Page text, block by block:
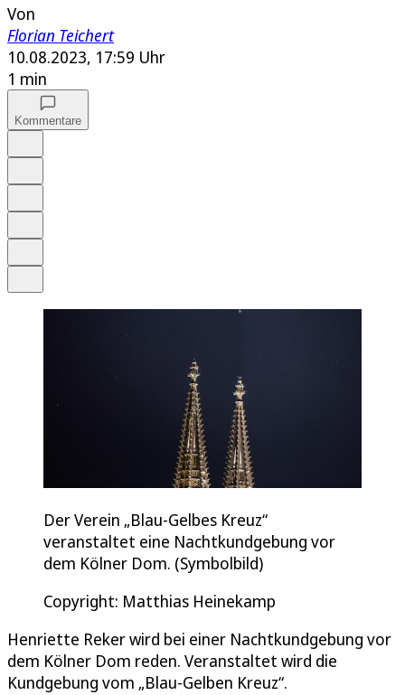
Von
Florian Teichert
10.08.2023, 17:59 Uhr
1 min
Kommentare
Der Verein „Blau-Gelbes Kreuz“
veranstaltet eine Nachtkundgebung vor
dem Kölner Dom. (Symbolbild)
Copyright: Matthias Heinekamp
Henriette Reker wird bei einer Nachtkundgebung vor
dem Kölner Dom reden. Veranstaltet wird die
Kundgebung vom „Blau-Gelben Kreuz“.